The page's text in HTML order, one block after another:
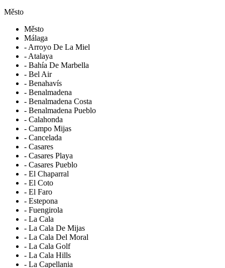
Město
Město
Málaga
- Arroyo De La Miel
- Atalaya
- Bahía De Marbella
- Bel Air
- Benahavís
- Benalmadena
- Benalmadena Costa
- Benalmadena Pueblo
- Calahonda
- Campo Mijas
- Cancelada
- Casares
- Casares Playa
- Casares Pueblo
- El Chaparral
- El Coto
- El Faro
- Estepona
- Fuengirola
- La Cala
- La Cala De Mijas
- La Cala Del Moral
- La Cala Golf
- La Cala Hills
- La Capellania